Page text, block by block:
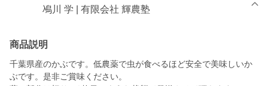
鳰川 学 | 有限会社 輝農塾
商品説明
千葉県産のかぶです。低農薬で虫が食べるほど安全で美味しいか
ぶです。是非ご賞味ください。